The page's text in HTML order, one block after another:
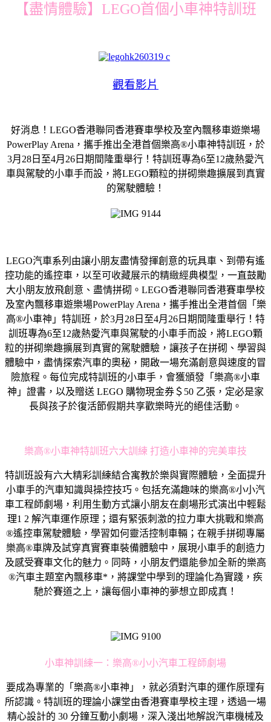
【盡情體驗】LEGO首個小車神特訓班
觀看影片
好消息！LEGO香港聯同香港賽車學校及室內飄移車遊樂場
PowerPlay Arena，攜手推出全港首個樂高®小車神特訓班，於
3月28日至4月26日期間隆重舉行！特訓班專為6至12歲熱愛汽
車與駕駛的小車手而設，將LEGO顆粒的拼砌樂趣擴展到真實
的駕駛體驗！
LEGO汽車系列由讓小朋友盡情發揮創意的玩具車、到帶有遙
控功能的遙控車，以至可收藏展示的精緻經典模型，一直鼓勵
大小朋友放飛創意、盡情拼砌。LEGO香港聯同香港賽車學校
及室內飄移車遊樂場PowerPlay Arena，攜手推出全港首個「樂
高®小車神」特訓班，於3月28日至4月26日期間隆重舉行！特
訓班專為6至12歲熱愛汽車與駕駛的小車手而設，將LEGO顆
粒的拼砌樂趣擴展到真實的駕駛體驗，讓孩子在拼砌、學習與
體驗中，盡情探索汽車的奧秘，開啟一場充滿創意與速度的冒
險旅程。每位完成特訓班的小車手，會獲頒發「樂高®小車
神」證書，以及贈送 LEGO 購物現金券＄50 乙張，定必是家
長與孩子於復活節假期共享歡樂時光的絕佳活動。
樂高®小車神特訓班六大訓練 打造小車神的完美車技
特訓班設有六大精彩訓練結合寓教於樂與實際體驗，全面提升
小車手的汽車知識與操控技巧。包括充滿趣味的樂高®小小汽
車工程師劇場，利用生動方式讓小朋友在劇場形式演出中輕鬆
理1 2 解汽車運作原理；還有緊張刺激的拉力車大挑戰和樂高
®遙控車駕駛體驗，學習如何靈活控制車輛；在親手拼砌專屬
樂高®車牌及試穿真實賽車裝備體驗中，展現小車手的創造力
及感受賽車文化的魅力。同時，小朋友們還能參加全新的樂高
®汽車主題室內飄移車*，將課堂中學到的理論化為實踐，疾
馳於賽道之上，讓每個小車神的夢想立即成真！
小車神訓練一：樂高®小小汽車工程師劇場
要成為專業的「樂高®小車神」，就必須對汽車的運作原理有
所認識。特訓班的理論小課堂由香港賽車學校主理，透過一場
精心設計的 30 分鐘互動小劇場，深入淺出地解說汽車機械及